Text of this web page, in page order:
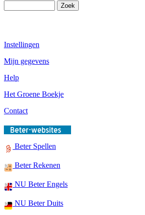
Instellingen
Mijn gegevens
Help
Het Groene Boekje
Contact
Beter Spellen
Beter Rekenen
NU Beter Engels
NU Beter Duits